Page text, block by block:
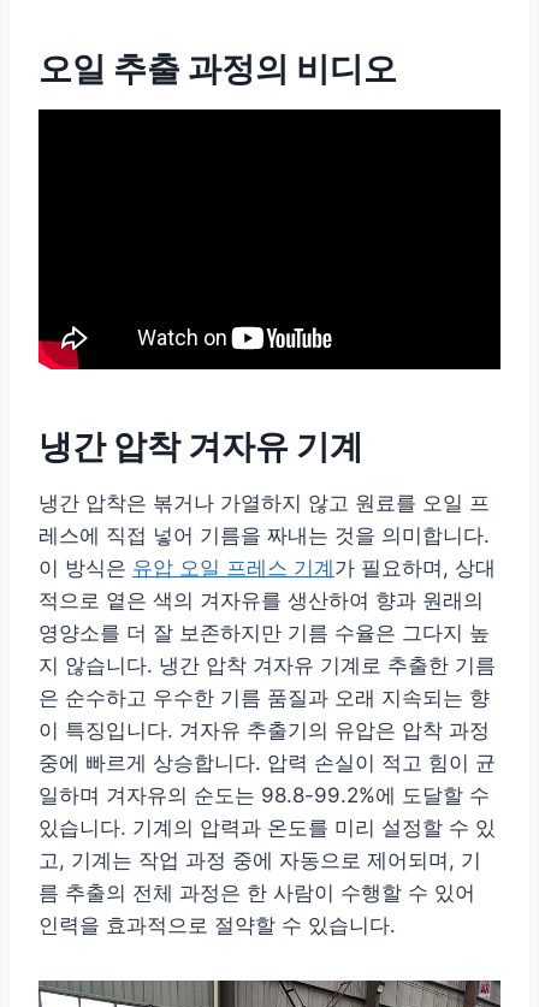
오일 추출 과정의 비디오
냉간 압착 겨자유 기계
냉간 압착은 볶거나 가열하지 않고 원료를 오일 프
레스에 직접 넣어 기름을 짜내는 것을 의미합니다.
이 방식은 유압 오일 프레스 기계가 필요하며, 상대
적으로 옅은 색의 겨자유를 생산하여 향과 원래의
영양소를 더 잘 보존하지만 기름 수율은 그다지 높
지 않습니다. 냉간 압착 겨자유 기계로 추출한 기름
은 순수하고 우수한 기름 품질과 오래 지속되는 향
이 특징입니다. 겨자유 추출기의 유압은 압착 과정
중에 빠르게 상승합니다. 압력 손실이 적고 힘이 균
일하며 겨자유의 순도는 98.8-99.2%에 도달할 수
있습니다. 기계의 압력과 온도를 미리 설정할 수 있
고, 기계는 작업 과정 중에 자동으로 제어되며, 기
름 추출의 전체 과정은 한 사람이 수행할 수 있어
인력을 효과적으로 절약할 수 있습니다.